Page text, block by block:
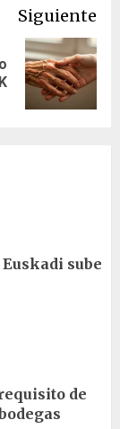
Siguiente
sube
de